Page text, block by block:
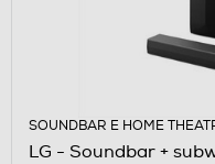
SOUNDBAR E HOME
LG - Soundbar +